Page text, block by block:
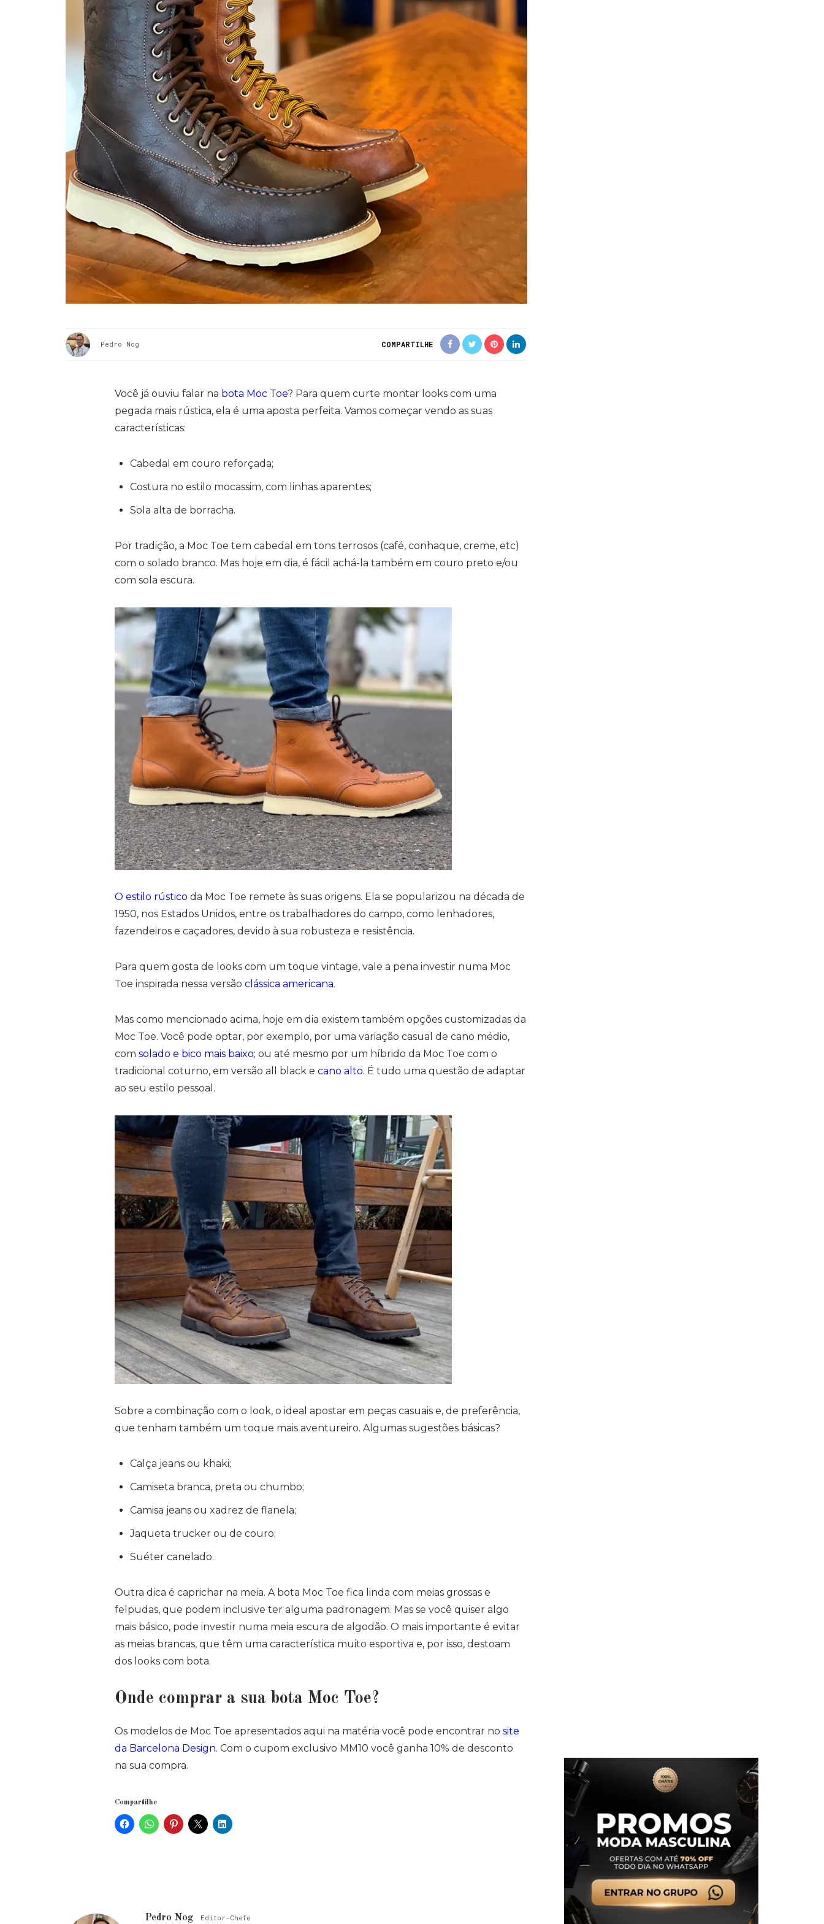
Pedro Nog COMPARTILHE
Você já ouviu falar na bota Moc Toe? Para quem curte montar looks com uma
pegada mais rústica, ela é uma aposta perfeita. Vamos começar vendo as suas
características:
Cabedal em couro reforçada;
Costura no estilo mocassim, com linhas aparentes;
Sola alta de borracha.
Por tradição, a Moc Toe tem cabedal em tons terrosos (café, conhaque, creme, etc)
com o solado branco. Mas hoje em dia, é fácil achá-la também em couro preto e/ou
com sola escura.
O estilo rústico da Moc Toe remete às suas origens. Ela se popularizou na década de
1950, nos Estados Unidos, entre os trabalhadores do campo, como lenhadores,
fazendeiros e caçadores, devido à sua robusteza e resistência.
Para quem gosta de looks com um toque vintage, vale a pena investir numa Moc
Toe inspirada nessa versão clássica americana.
Mas como mencionado acima, hoje em dia existem também opções customizadas da
Moc Toe. Você pode optar, por exemplo, por uma variação casual de cano médio,
com solado e bico mais baixo; ou até mesmo por um híbrido da Moc Toe com o
tradicional coturno, em versão all black e cano alto. É tudo uma questão de adaptar
ao seu estilo pessoal.
Sobre a combinação com o look, o ideal apostar em peças casuais e, de preferência,
que tenham também um toque mais aventureiro. Algumas sugestões básicas?
Calça jeans ou khaki;
Camiseta branca, preta ou chumbo;
Camisa jeans ou xadrez de flanela;
Jaqueta trucker ou de couro;
Suéter canelado.
Outra dica é caprichar na meia. A bota Moc Toe fica linda com meias grossas e
felpudas, que podem inclusive ter alguma padronagem. Mas se você quiser algo
mais básico, pode investir numa meia escura de algodão. O mais importante é evitar
as meias brancas, que têm uma característica muito esportiva e, por isso, destoam
dos looks com bota.
Onde comprar a sua bota Moc Toe?
Os modelos de Moc Toe apresentados aqui na matéria você pode encontrar no site
da Barcelona Design. Com o cupom exclusivo MM10 você ganha 10% de desconto
na sua compra.
Compartilhe
Pedro Nog Editor-Chefe